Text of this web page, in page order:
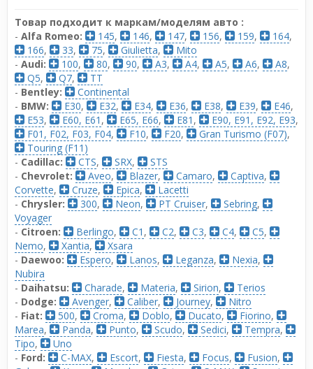
Товар подходит к маркам/моделям авто :
- Alfa Romeo: 145, 146, 147, 156, 159, 164,
166, 33, 75, Giulietta,
Mito
- Audi: 100, 80, 90, A3, A4, A5, A6, A8,
Q5, Q7,
TT
- Bentley:
Continental
- BMW: E30, E32, E34, E36, E38, E39, E46,
E53, E60, E61 , E65, E66, E81 , E90, E91, E92, E93,
F01, F02, F03, F04, F10, F20, Gran Turismo (F07),
Touring (F11)
- Cadillac: CTS, SRX,
STS
- Chevrolet: Aveo, Blazer, Camaro, Captiva,
Corvette, Cruze, Epica,
Lacetti
- Chrysler: 300, Neon, PT Cruiser, Sebring,
Voyager
- Citroen: Berlingo, C1 , C2, C3, C4, C5,
Nemo, Xantia,
Xsara
- Daewoo: Espero, Lanos, Leganza, Nexia,
Nubira
- Daihatsu: Charade, Materia, Sirion,
Terios
- Dodge: Avenger, Caliber, Journey,
Nitro
- Fiat: 500, Croma, Doblo, Ducato, Fiorino,
Marea, Panda, Punto, Scudo, Sedici, Tempra,
Tipo,
Uno
- Ford: C-MAX, Escort, Fiesta, Focus, Fusion,